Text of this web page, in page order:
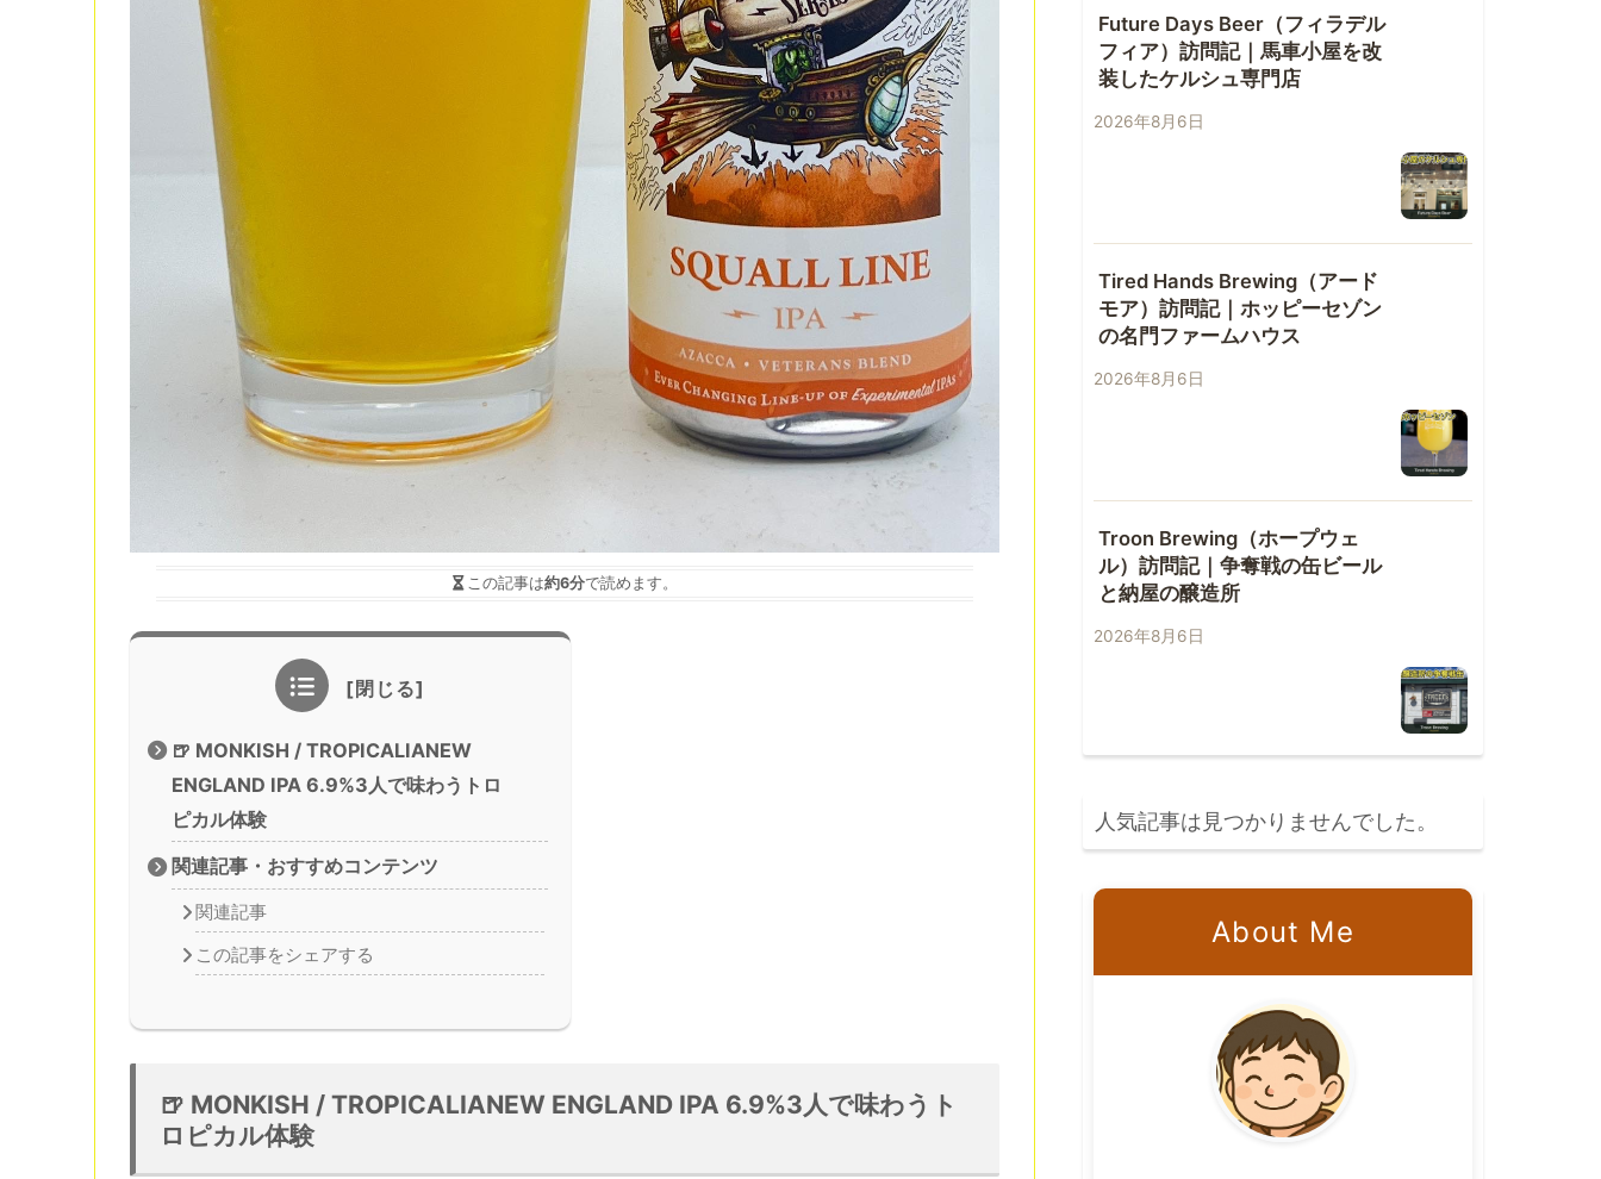
この記事は約6分で読めます。
🍺 MONKISH / TROPICALIANEW
ENGLAND IPA 6.9%3人で味わうトロ
ピカル体験
関連記事・おすすめコンテンツ
関連記事
この記事をシェアする
🍺 MONKISH / TROPICALIANEW ENGLAND IPA 6.9%3人で味わうト
ロピカル体験
Future Days Beer（フィラデル
フィア）訪問記｜馬車小屋を改
装したケルシュ専門店
2026年8月6日
Tired Hands Brewing（アード
モア）訪問記｜ホッピーセゾン
の名門ファームハウス
2026年8月6日
Troon Brewing（ホープウェ
ル）訪問記｜争奪戦の缶ビール
と納屋の醸造所
2026年8月6日
人気記事は見つかりませんでした。
About Me